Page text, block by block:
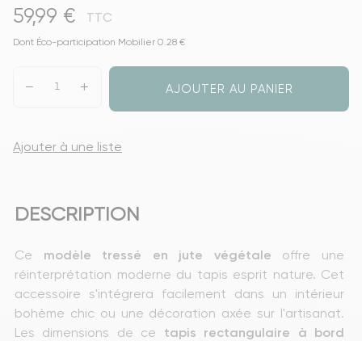
59,99 € TTC
Dont Éco-participation Mobilier 0.28 €
AJOUTER AU PANIER
Ajouter à une liste
DESCRIPTION
Ce modèle tressé en jute végétale offre une
réinterprétation moderne du tapis esprit nature. Cet
accessoire s'intégrera facilement dans un intérieur
bohème chic ou une décoration axée sur l'artisanat.
Les dimensions de ce tapis rectangulaire à bord